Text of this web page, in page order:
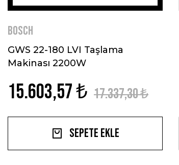
BOSCH
GWS 22-180 LVI Taşlama
Makinası 2200W
15.603,57 ₺ 17.337,30 ₺
Sepete Ekle